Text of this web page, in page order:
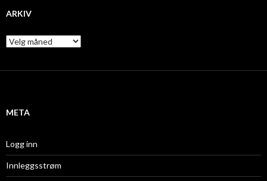
ARKIV
A
r
i
META
Logg inn
Innleggsstrøm